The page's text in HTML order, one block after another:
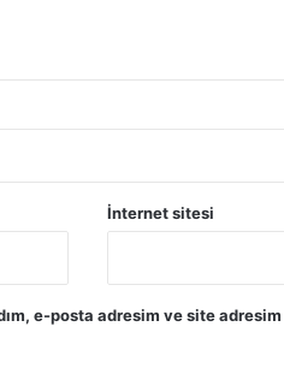
İnternet sitesi
e-posta adresim ve site